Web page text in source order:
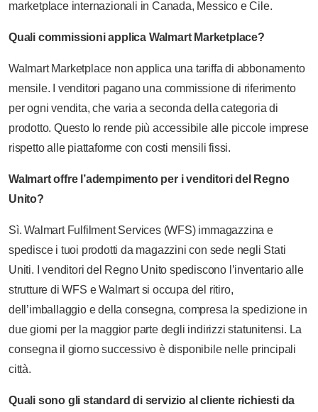
marketplace internazionali in Canada, Messico e Cile.
Quali commissioni applica Walmart Marketplace?
Walmart Marketplace non applica una tariffa di abbonamento
mensile. I venditori pagano una commissione di riferimento
per ogni vendita, che varia a seconda della categoria di
prodotto. Questo lo rende più accessibile alle piccole imprese
rispetto alle piattaforme con costi mensili fissi.
Walmart offre l’adempimento per i venditori del Regno
Unito?
Sì. Walmart Fulfilment Services (WFS) immagazzina e
spedisce i tuoi prodotti da magazzini con sede negli Stati
Uniti. I venditori del Regno Unito spediscono l’inventario alle
strutture di WFS e Walmart si occupa del ritiro,
dell’imballaggio e della consegna, compresa la spedizione in
due giorni per la maggior parte degli indirizzi statunitensi. La
consegna il giorno successivo è disponibile nelle principali
città.
Quali sono gli standard di servizio al cliente richiesti da